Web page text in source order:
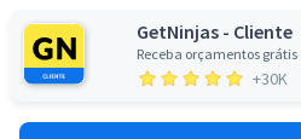
GetNinjas - Cliente
Receba orçamentos grátis
+30K